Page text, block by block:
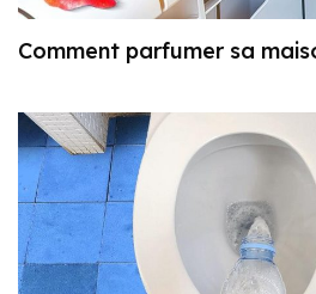
Comment parfumer sa